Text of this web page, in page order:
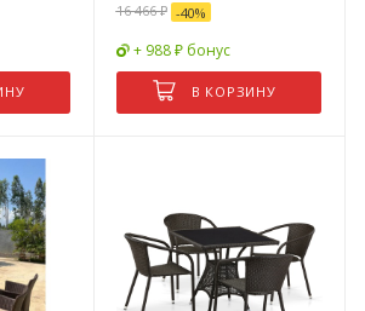
16 466₽ -40%
+ 988 ₽ бонус
В КОРЗИНУ